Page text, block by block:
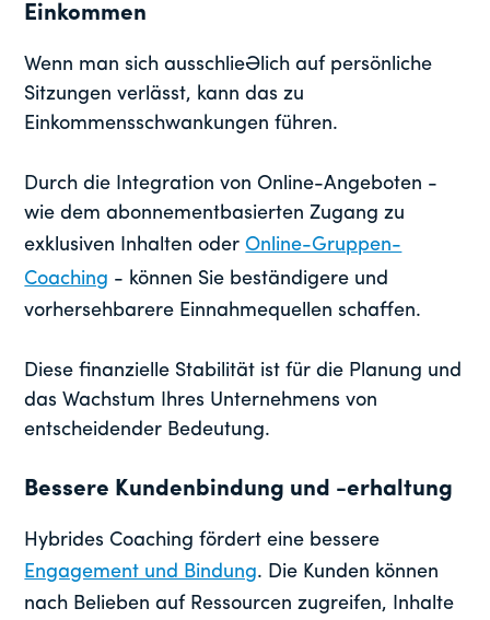
Einkommen
Wenn man sich ausschließlich auf persönliche
Sitzungen verlässt, kann das zu
Einkommensschwankungen führen.
Durch die Integration von Online-Angeboten -
wie dem abonnementbasierten Zugang zu
exklusiven Inhalten oder Online-Gruppen-
Coaching - können Sie beständigere und
vorhersehbarere Einnahmequellen schaffen.
Diese finanzielle Stabilität ist für die Planung und
das Wachstum Ihres Unternehmens von
entscheidender Bedeutung.
Bessere Kundenbindung und -erhaltung
Hybrides Coaching fördert eine bessere
Engagement und Bindung. Die Kunden können
nach Belieben auf Ressourcen zugreifen, Inhalte